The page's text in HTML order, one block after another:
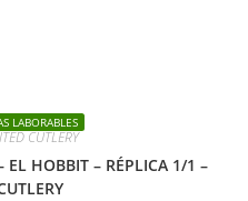
LABORABLES
CUTLERY
EL HOBBIT – RÉPLICA 1/1 –